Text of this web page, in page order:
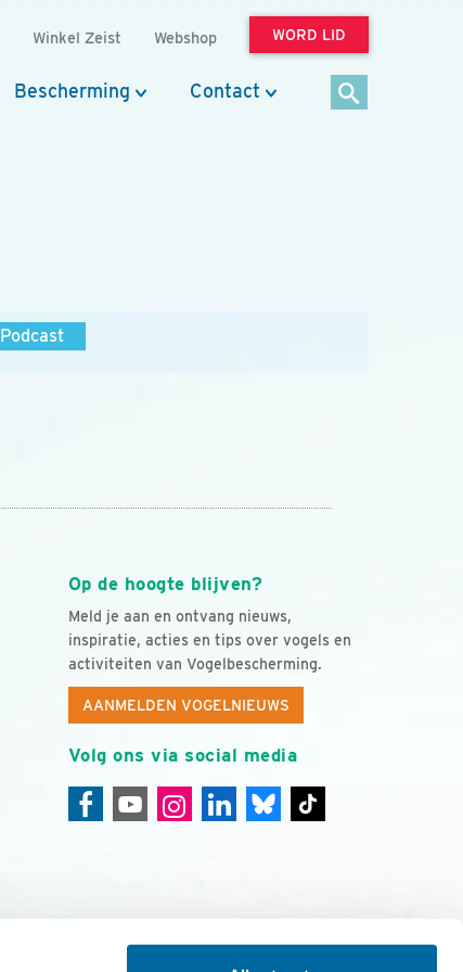
Winkel Zeist Webshop WORD LID
Bescherming Contact
Podcast
Op de hoogte blijven?
Meld je aan en ontvang nieuws,
inspiratie, acties en tips over vogels en
activiteiten van Vogelbescherming.
AANMELDEN VOGELNIEUWS
Volg ons via social media